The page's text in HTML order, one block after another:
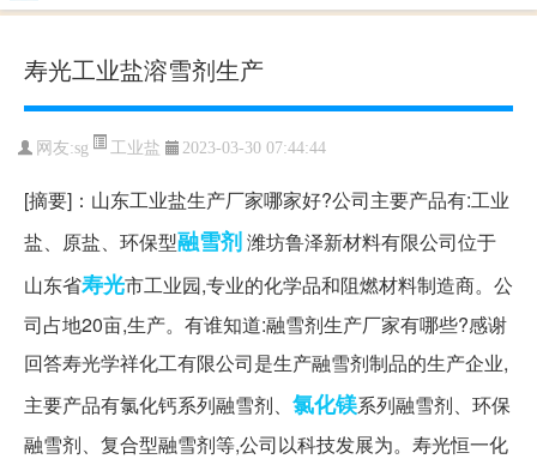
寿光工业盐溶雪剂生产
网友:sg 工业盐 2023-03-30 07:44:44
[摘要]：山东工业盐生产厂家哪家好?公司主要产品有:工业
盐、原盐、环保型融雪剂潍坊鲁泽新材料有限公司位于
山东省寿光市工业园,专业的化学品和阻燃材料制造商。公
司占地20亩,生产。有谁知道:融雪剂生产厂家有哪些?感谢
回答寿光学祥化工有限公司是生产融雪剂制品的生产企业,
主要产品有氯化钙系列融雪剂、 氯化镁系列融雪剂、环保
融雪剂、复合型融雪剂等,公司以科技发展为。寿光恒一化